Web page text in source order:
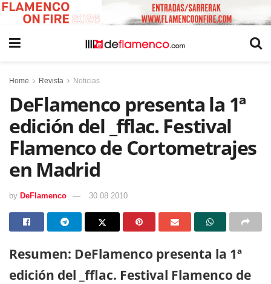
Home Revista Noticias
DeFlamenco presenta la 1ª
edición del _fflac. Festival
Flamenco de Cortometrajes
en Madrid
by DeFlamenco 30 08 2010
Resumen: DeFlamenco presenta la 1ª
edición del _fflac. Festival Flamenco de